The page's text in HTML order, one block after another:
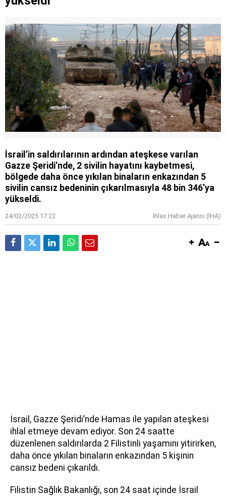
İsrail’in saldırılarının ardından ateşkese varılan
Gazze Şeridi’nde, 2 sivilin hayatını kaybetmesi,
bölgede daha önce yıkılan binaların enkazından 5
sivilin cansız bedeninin çıkarılmasıyla 48 bin 346’ya
yükseldi.
24/02/2025 17:22 İhlas Haber Ajansı (IHA)
İsrail, Gazze Şeridi’nde Hamas ile yapılan ateşkesi
ihlal etmeye devam ediyor. Son 24 saatte
düzenlenen saldırılarda 2 Filistinli yaşamını yitirirken,
daha önce yıkılan binaların enkazından 5 kişinin
cansız bedeni çıkarıldı.
Filistin Sağlık Bakanlığı, son 24 saat içinde İsrail